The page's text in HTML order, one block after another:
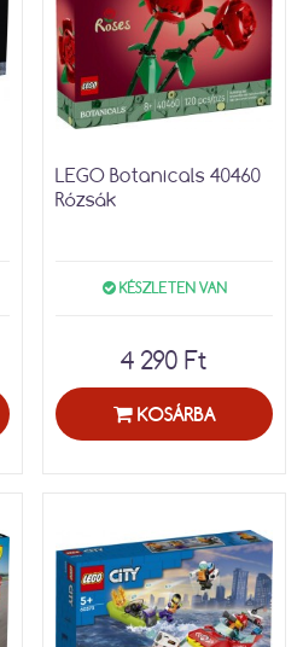
LEGO Botanicals 40460
Rózsák
KÉSZLETEN VAN
4 290 Ft
KOSÁRBA